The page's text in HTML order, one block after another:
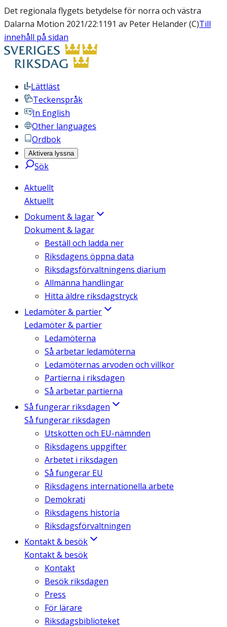
Det regionala flygets betydelse för norra och västra
Dalarna Motion 2021/22:1191 av Peter Helander (C)Till
innehåll på sidan
Lättläst
Teckenspråk
In English
Other languages
Ordbok
Aktivera lyssna
Sök
Aktuellt
Aktuellt
Dokument & lagar
Dokument & lagar
Beställ och ladda ner
Riksdagens öppna data
Riksdagsförvaltningens diarium
Allmänna handlingar
Hitta äldre riksdagstryck
Ledamöter & partier
Ledamöter & partier
Ledamöterna
Så arbetar ledamöterna
Ledamöternas arvoden och villkor
Partierna i riksdagen
Så arbetar partierna
Så fungerar riksdagen
Så fungerar riksdagen
Utskotten och EU-nämnden
Riksdagens uppgifter
Arbetet i riksdagen
Så fungerar EU
Riksdagens internationella arbete
Demokrati
Riksdagens historia
Riksdagsförvaltningen
Kontakt & besök
Kontakt & besök
Kontakt
Besök riksdagen
Press
För lärare
Riksdagsbiblioteket